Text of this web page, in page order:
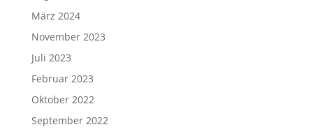
März 2024
November 2023
Juli 2023
Februar 2023
Oktober 2022
September 2022